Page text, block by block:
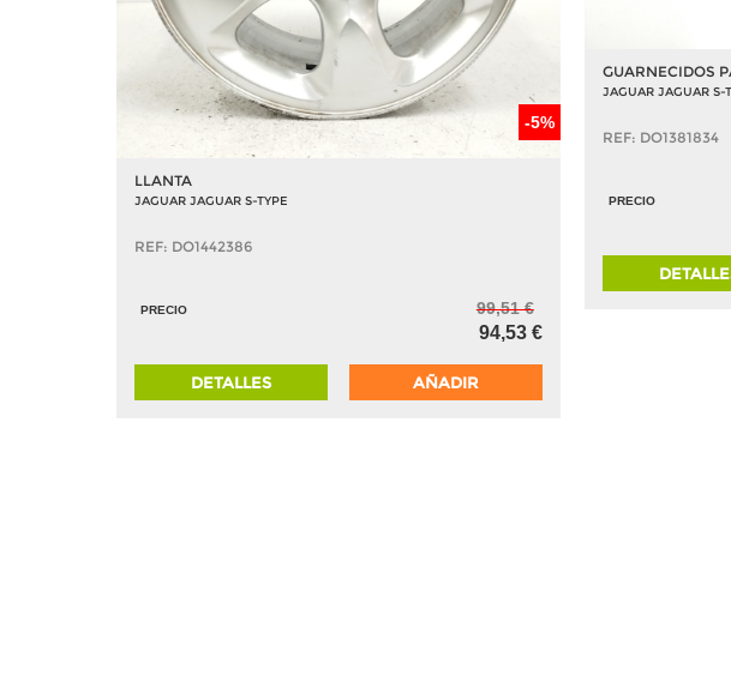
-5%
LLANTA
JAGUAR JAGUAR S-TYPE
REF: DO1442386
PRECIO 99,51 €
94,53 €
DETALLES AÑADIR
GUARNECIDOS
JAGUAR JAGUAR S-
REF: DO1381834
PRECIO